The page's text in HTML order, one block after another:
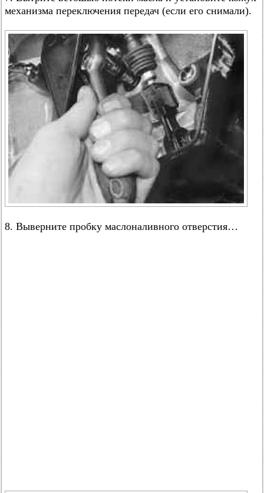
механизма переключения передач (если его снимали).
8. Выверните пробку маслоналивного отверстия…